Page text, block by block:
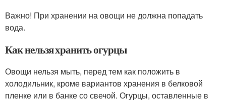
Важно! При хранении на овощи не должна попадать
вода.
Как нельзя хранить огурцы
Овощи нельзя мыть, перед тем как положить в
холодильник, кроме вариантов хранения в белковой
пленке или в банке со свечой. Огурцы, оставленные в